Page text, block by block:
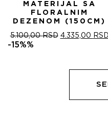
MATERIJAL SA
FLORALNIM
DEZENOM (150CM)
5.100,00RSD ОРИГИНАЛНА
5.100,00
4.335,00 RSD
-15%%